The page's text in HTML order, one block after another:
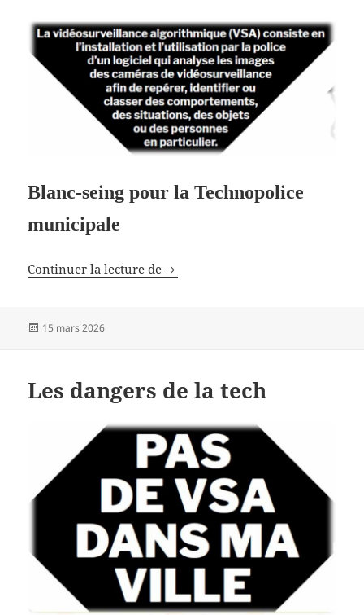
Blanc-seing pour la Technopolice
municipale
Continuer la lecture de Projet de loi polices municipales
Publié
15 mars 2026
Les dangers de la tech